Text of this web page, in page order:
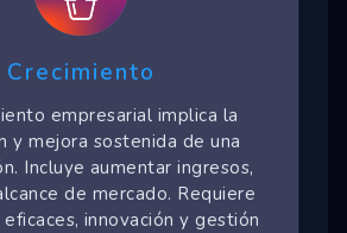
Crecimiento
empresarial implica la
y mejora sostenida de una
Incluye aumentar ingresos,
de mercado. Requiere
innovación y gestión